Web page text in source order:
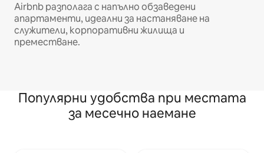
Airbnb разполага с напълно обзаведени
апартаменти, идеални за настаняване на
служители, корпоративни жилища и
преместване.
Популярни удобства при местата
за месечно наемане